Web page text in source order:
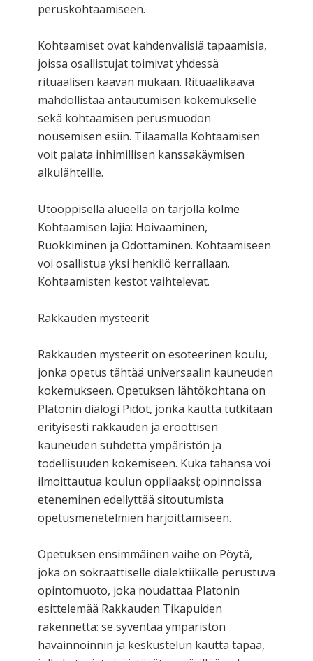
peruskohtaamiseen.
Kohtaamiset ovat kahdenvälisiä tapaamisia,
joissa osallistujat toimivat yhdessä
rituaalisen kaavan mukaan. Rituaalikaava
mahdollistaa antautumisen kokemukselle
sekä kohtaamisen perusmuodon
nousemisen esiin. Tilaamalla Kohtaamisen
voit palata inhimillisen kanssakäymisen
alkulähteille.
Utooppisella alueella on tarjolla kolme
Kohtaamisen lajia: Hoivaaminen,
Ruokkiminen ja Odottaminen. Kohtaamiseen
voi osallistua yksi henkilö kerrallaan.
Kohtaamisten kestot vaihtelevat.
Rakkauden mysteerit
Rakkauden mysteerit on esoteerinen koulu,
jonka opetus tähtää universaalin kauneuden
kokemukseen. Opetuksen lähtökohtana on
Platonin dialogi Pidot, jonka kautta tutkitaan
erityisesti rakkauden ja eroottisen
kauneuden suhdetta ympäristön ja
todellisuuden kokemiseen. Kuka tahansa voi
ilmoittautua koulun oppilaaksi; opinnoissa
eteneminen edellyttää sitoutumista
opetusmenetelmien harjoittamiseen.
Opetuksen ensimmäinen vaihe on Pöytä,
joka on sokraattiselle dialektiikalle perustuva
opintomuoto, joka noudattaa Platonin
esittelemää Rakkauden Tikapuiden
rakennetta: se syventää ympäristön
havainnoinnin ja keskustelun kautta tapaa,